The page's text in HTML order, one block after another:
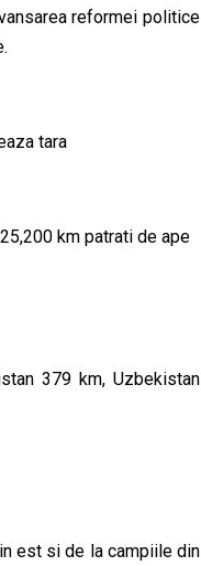
reformei politice
tara
km patrati de ape
379 km, Uzbekistan
est si de la campiile din